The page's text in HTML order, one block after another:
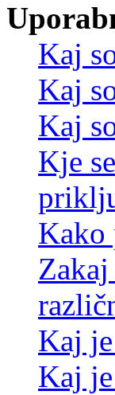
Kaj
Kaj
Kaj
Kje
Kako
Kaj
Kaj